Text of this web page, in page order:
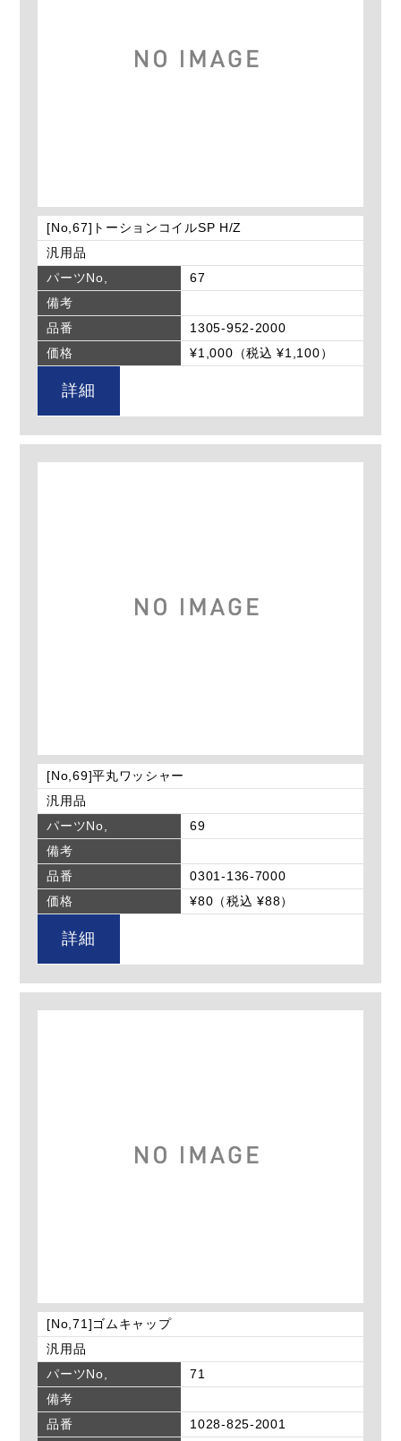
[No,67]トーションコイルSP H/Z
汎用品
パーツNo,
67
備考
品番
1305-952-2000
価格
¥1,000（税込 ¥1,100）
詳細
[No,69]平丸ワッシャー
汎用品
パーツNo,
69
備考
品番
0301-136-7000
価格
¥80（税込 ¥88）
詳細
[No,71]ゴムキャップ
汎用品
パーツNo,
71
備考
品番
1028-825-2001